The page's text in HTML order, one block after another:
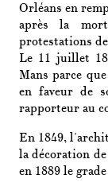
Orléans en
après la
protestations
Le 11 juillet
Mans parce
en faveur de
rapporteur au
En 1849,
la décoration
en 1889 le